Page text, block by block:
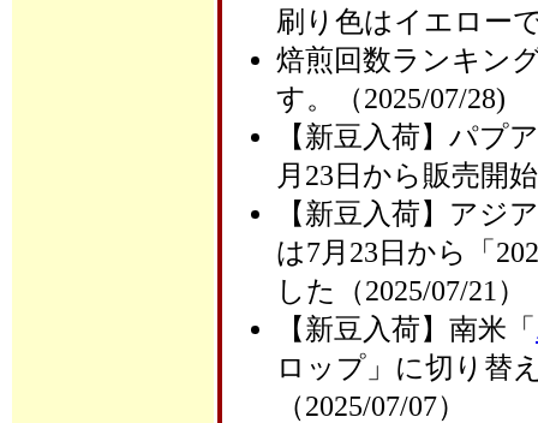
刷り色はイエロー
焙煎回数ランキン
す。（2025/07/28)
【新豆入荷】パプ
月23日から販売開
【新豆入荷】アジ
は7月23日から「
した（2025/07/21）
【新豆入荷】南米「
ロップ」に切り替
（2025/07/07）